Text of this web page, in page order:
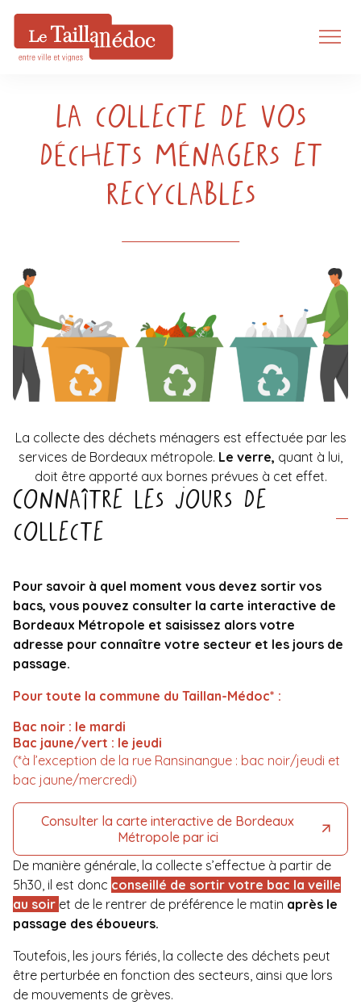
La collecte de vos
déchets ménagers et
recyclables
La collecte des déchets ménagers est effectuée par les
services de Bordeaux métropole. Le verre, quant à lui,
doit être apporté aux bornes prévues à cet effet.
Connaître les jours de
collecte
Pour savoir à quel moment vous devez sortir vos
bacs, vous pouvez consulter la carte interactive de
Bordeaux Métropole et saisissez alors votre
adresse pour connaître votre secteur et les jours de
passage.
Pour toute la commune du Taillan-Médoc* :
Bac noir : le mardi
Bac jaune/vert : le jeudi
(*à l’exception de la rue Ransinangue : bac noir/jeudi et
bac jaune/mercredi)
Consulter la carte interactive de Bordeaux
Métropole par ici
De manière générale, la collecte s’effectue à partir de
5h30, il est donc conseillé de sortir votre bac la veille
au soir et de le rentrer de préférence le matin après le
passage des éboueurs.
Toutefois, les jours fériés, la collecte des déchets peut
être perturbée en fonction des secteurs, ainsi que lors
de mouvements de grèves.